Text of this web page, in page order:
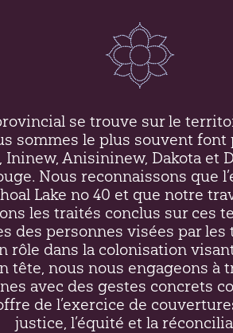
se trouve sur le
sommes le plus souvent
Ininew, Anisininew, Dakota et
Nous reconnaissons que
Lake no 40 et que notre
les traités conclus sur ces
des personnes visées par les
rôle dans la colonisation
tête, nous nous engageons à
avec des gestes concrets
de l’exercice de
justice, l’équité et la